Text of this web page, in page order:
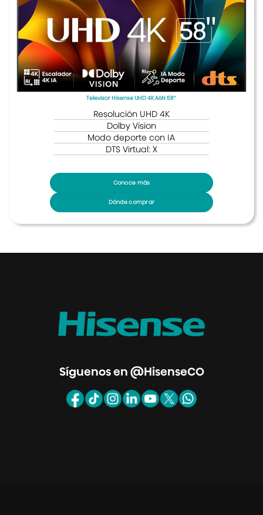
Televisor Hisense UHD 4K A6N 58″
Resolución UHD 4K
Dolby Vision
Modo deporte con IA
DTS Virtual: X
Conoce más
Dónde comprar
Síguenos en @HisenseCO